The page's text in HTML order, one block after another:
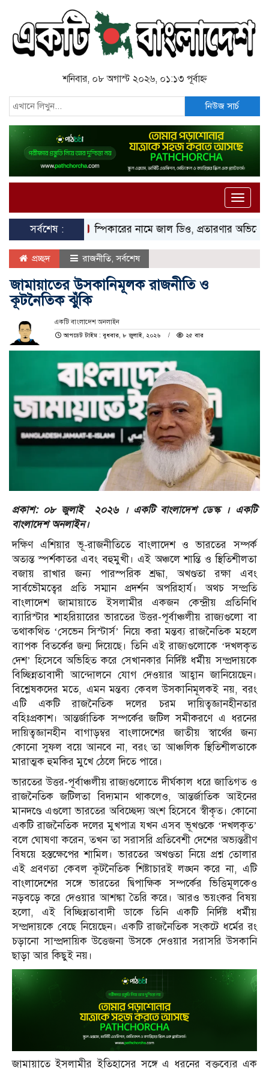
শনিবার, ০৮ অগাস্ট ২০২৬, ০১:১৩ পূর্বাহ্ন
নিউজ সার্চ
Toggle
সর্বশেষ :
স্পিকারের নামে জাল ডিও, প্রতারণার অভিযোগে
প্রচ্ছদ রাজনীতি,সর্বশেষ
জামায়াতের উসকানিমূলক রাজনীতি ও
কূটনৈতিক ঝুঁকি
একটি বাংলাদেশ অনলাইন
আপডেট টাইম : বুধবার, ৮ জুলাই, ২০২৬
২৫ বার
প্রকাশ: ০৮ জুলাই ২০২৬ । একটি বাংলাদেশ ডেস্ক । একটি
বাংলাদেশ অনলাইন।
দক্ষিণ এশিয়ার ভূ-রাজনীতিতে বাংলাদেশ ও ভারতের সম্পর্ক
অত্যন্ত স্পর্শকাতর এবং বহুমুখী। এই অঞ্চলে শান্তি ও স্থিতিশীলতা
বজায় রাখার জন্য পারস্পরিক শ্রদ্ধা, অখণ্ডতা রক্ষা এবং
সার্বভৌমত্বের প্রতি সম্মান প্রদর্শন অপরিহার্য। অথচ সম্প্রতি
বাংলাদেশ জামায়াতে ইসলামীর একজন কেন্দ্রীয় প্রতিনিধি
ব্যারিস্টার শাহরিয়ারের ভারতের উত্তর-পূর্বাঞ্চলীয় রাজ্যগুলো বা
তথাকথিত ‘সেভেন সিস্টার্স’ নিয়ে করা মন্তব্য রাজনৈতিক মহলে
ব্যাপক বিতর্কের জন্ম দিয়েছে। তিনি এই রাজ্যগুলোকে ‘দখলকৃত
দেশ’ হিসেবে অভিহিত করে সেখানকার নির্দিষ্ট ধর্মীয় সম্প্রদায়কে
বিচ্ছিন্নতাবাদী আন্দোলনে যোগ দেওয়ার আহ্বান জানিয়েছেন।
বিশ্লেষকদের মতে, এমন মন্তব্য কেবল উসকানিমূলকই নয়, বরং
এটি একটি রাজনৈতিক দলের চরম দায়িত্বজ্ঞানহীনতার
বহিঃপ্রকাশ। আন্তর্জাতিক সম্পর্কের জটিল সমীকরণে এ ধরনের
দায়িত্বজ্ঞানহীন বাগাড়ম্বর বাংলাদেশের জাতীয় স্বার্থের জন্য
কোনো সুফল বয়ে আনবে না, বরং তা আঞ্চলিক স্থিতিশীলতাকে
মারাত্মক হুমকির মুখে ঠেলে দিতে পারে।
ভারতের উত্তর-পূর্বাঞ্চলীয় রাজ্যগুলোতে দীর্ঘকাল ধরে জাতিগত ও
রাজনৈতিক জটিলতা বিদ্যমান থাকলেও, আন্তর্জাতিক আইনের
মানদণ্ডে এগুলো ভারতের অবিচ্ছেদ্য অংশ হিসেবে স্বীকৃত। কোনো
একটি রাজনৈতিক দলের মুখপাত্র যখন এসব ভূখণ্ডকে ‘দখলকৃত’
বলে ঘোষণা করেন, তখন তা সরাসরি প্রতিবেশী দেশের অভ্যন্তরীণ
বিষয়ে হস্তক্ষেপের শামিল। ভারতের অখণ্ডতা নিয়ে প্রশ্ন তোলার
এই প্রবণতা কেবল কূটনৈতিক শিষ্টাচারই লঙ্ঘন করে না, এটি
বাংলাদেশের সঙ্গে ভারতের দ্বিপাক্ষিক সম্পর্কের ভিত্তিমূলকেও
নড়বড়ে করে দেওয়ার আশঙ্কা তৈরি করে। আরও ভয়ংকর বিষয়
হলো, এই বিচ্ছিন্নতাবাদী ডাকে তিনি একটি নির্দিষ্ট ধর্মীয়
সম্প্রদায়কে বেছে নিয়েছেন। একটি রাজনৈতিক সংকটে ধর্মের রং
চড়ানো সাম্প্রদায়িক উত্তেজনা উসকে দেওয়ার সরাসরি উসকানি
ছাড়া আর কিছুই নয়।
জামায়াতে ইসলামীর ইতিহাসের সঙ্গে এ ধরনের বক্তব্যের এক